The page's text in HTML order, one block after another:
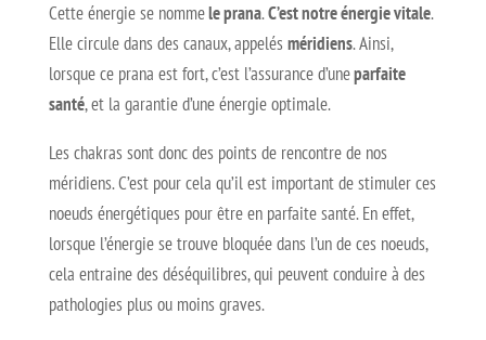
Cette énergie se nommele prana.C’est notre énergie vitale.
Elle circule dans des canaux, appelés méridiens. Ainsi,
lorsque ce prana est fort, c’est l’assurance d’uneparfaite
santé, et la garantie d’une énergie optimale.
Les chakras sont donc des points de rencontre de nos
méridiens. C’est pour cela qu’il est important de stimuler ces
noeuds énergétiques pour être en parfaite santé. En effet,
lorsque l’énergie se trouve bloquée dans l’un de ces noeuds,
cela entraine des déséquilibres, qui peuvent conduire à des
pathologies plus ou moins graves.